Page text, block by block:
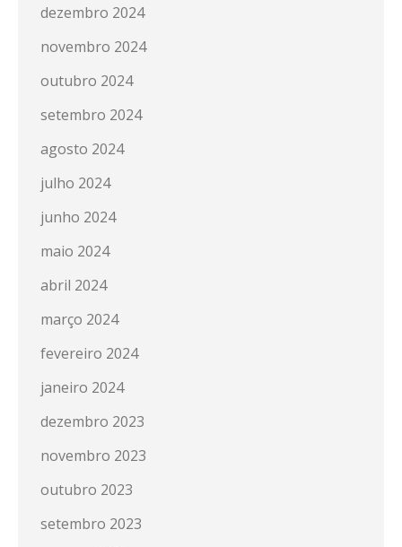
dezembro 2024
novembro 2024
outubro 2024
setembro 2024
agosto 2024
julho 2024
junho 2024
maio 2024
abril 2024
março 2024
fevereiro 2024
janeiro 2024
dezembro 2023
novembro 2023
outubro 2023
setembro 2023